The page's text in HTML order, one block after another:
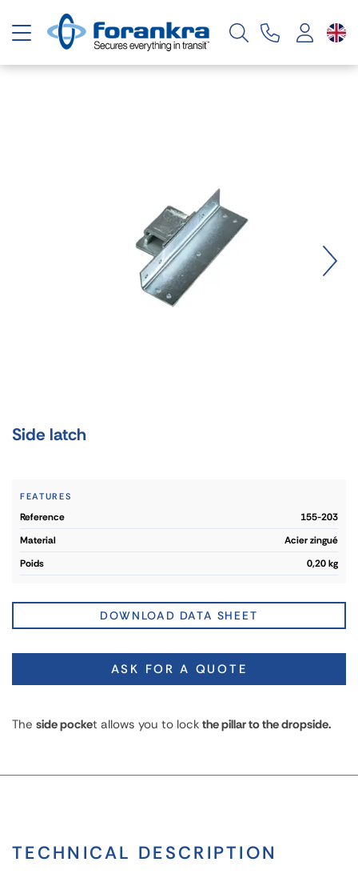
Toggle navigation
Side latch
FEATURES
reference
155-203
material
Acier zingué
poids
0,20 kg
DOWNLOAD DATA SHEET
ASK FOR A QUOTE
The side pocket allows you to lock the pillar to the dropside.
TECHNICAL DESCRIPTION